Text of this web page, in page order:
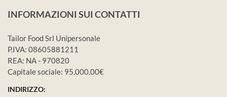
INFORMAZIONI SUI CONTATTI
Tailor Food Srl Unipersonale
P.IVA: 08605881211
REA: NA - 970820
Capitale sociale: 95.000,00€
INDIRIZZO: